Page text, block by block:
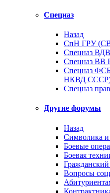
Спецназ
Назад
СпН ГРУ
Спецназ ВДВ
Спецназ ВВ
Спецназ
НКВД
Спецназ
Другие форумы
Назад
Символика и
Боевые
Боевая
Вопросы